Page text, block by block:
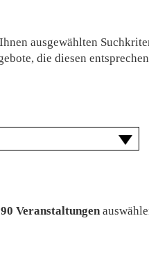
ausgewählten
die diesen
Veranstaltungen